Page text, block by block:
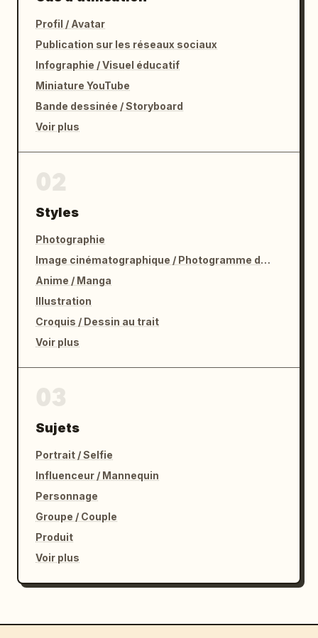
Profil / Avatar
Publication sur les réseaux sociaux
Infographie / Visuel éducatif
Miniature YouTube
Bande dessinée / Storyboard
Voir plus
Styles
Photographie
Image cinématographique / Photogramme de film
Anime / Manga
Illustration
Croquis / Dessin au trait
Voir plus
Sujets
Portrait / Selfie
Influenceur / Mannequin
Personnage
Groupe / Couple
Produit
Voir plus